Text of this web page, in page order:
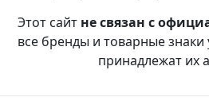
Этот сайт не связан с
все бренды и товарные
принадлежат их